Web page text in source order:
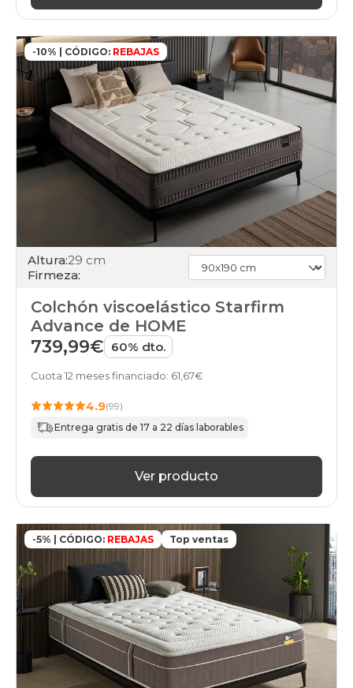
-10% | CÓDIGO: REBAJAS
Altura:29 cm
Firmeza:
Colchón viscoelástico Starfirm
Advance de HOME
739,99€ 60% dto.
Cuota 12 meses financiado: 61,67€
4.9(99)
Entrega gratis de 17 a 22 días laborables
Ver producto
-5% | CÓDIGO: REBAJAS Top ventas